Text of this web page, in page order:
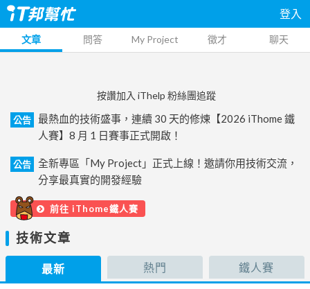
登入
文章 問答 My Project 徵才 聊天
按讚加入 iThelp 粉絲團追蹤
公告
最熱血的技術盛事，連續 30 天的修煉【2026 iThome 鐵
人賽】8 月 1 日賽事正式開啟！
公告
全新專區「My Project」正式上線！邀請你用技術交流，
分享最真實的開發經驗
前往 iThome鐵人賽
技術文章
最新 熱門 鐵人賽